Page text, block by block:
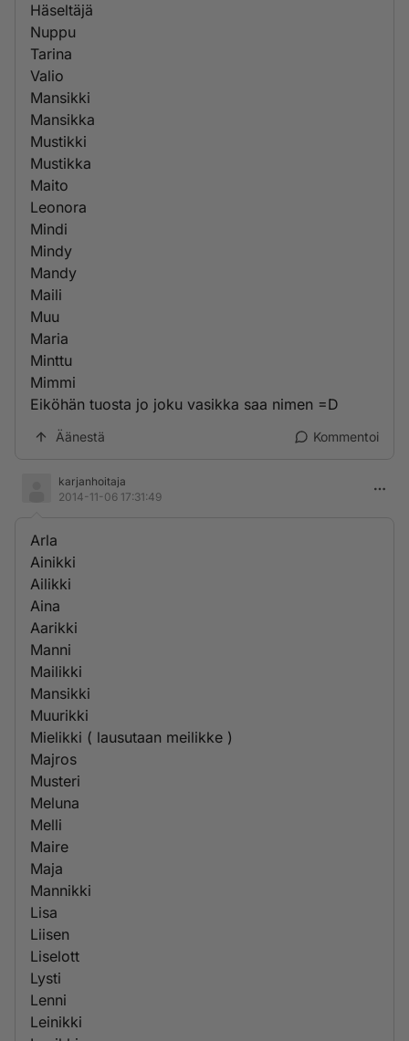
Häseltäjä
Nuppu
Tarina
Valio
Mansikki
Mansikka
Mustikki
Mustikka
Maito
Leonora
Mindi
Mindy
Mandy
Maili
Muu
Maria
Minttu
Mimmi
Eiköhän tuosta jo joku vasikka saa nimen =D
Äänestä Kommentoi
karjanhoitaja
2014-11-06 17:31:49
Arla
Ainikki
Ailikki
Aina
Aarikki
Manni
Mailikki
Mansikki
Muurikki
Mielikki ( lausutaan meilikke )
Majros
Musteri
Meluna
Melli
Maire
Maja
Mannikki
Lisa
Liisen
Liselott
Lysti
Lenni
Leinikki